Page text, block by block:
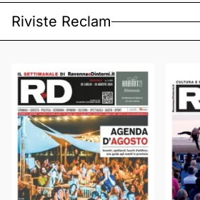
Riviste Reclam